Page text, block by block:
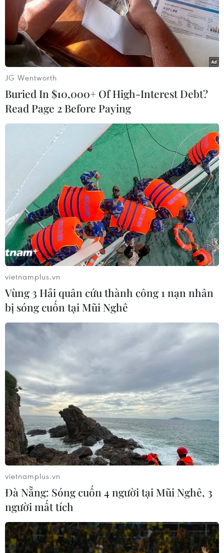
Quảng Nam: Hỏa hoạn thiêu rụi xưởng gỗ
rộng hơn 1.000m2
16/06/2019 11:07
Ngọn lửa bất ngờ bùng phát tại khu tập kết gỗ pallet,
ván ép các loại và sau gần 2 giờ, toàn bộ vật liệu cùng
gỗ chứa tại kho bãi đã bị hư hỏng hoàn toàn, ước tính
thiệt hại hàng trăm triệu đồng.
JG Wentworth
Buried In $10,000+ Of High-Interest Debt?
Read Page 2 Before Paying
vietnamplus.vn
Vùng 3 Hải quân cứu thành công 1 nạn nhân
bị sóng cuốn tại Mũi Nghê
vietnamplus.vn
Đà Nẵng: Sóng cuốn 4 người tại Mũi Nghê, 3
người mất tích